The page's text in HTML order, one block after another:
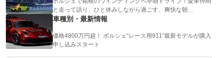
と走って語り、ひと休みしながら過ごす、爽快な朝…
車種別・最新情報
価格4800万円超！ ポルシェ“レース用911”最新モデルが購入
申し込みスタート